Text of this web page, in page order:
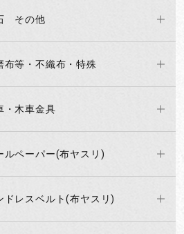
その他
布等・不織布・特殊
・木車金具
ルペーパー(布ヤスリ)
ドレスベルト(布ヤスリ)